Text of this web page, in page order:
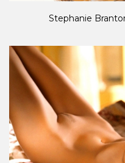
Stephanie